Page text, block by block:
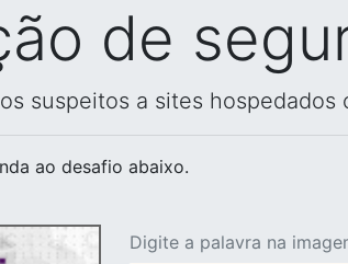
de
suspeitos a sites hospedados
ao desafio abaixo.
Digite a palavra na